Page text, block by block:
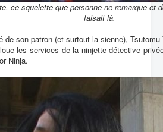
ce squelette que personne ne remarque et
faisait là.
de son patron (et surtout la sienne),
les services de la ninjette détective
Ninja.